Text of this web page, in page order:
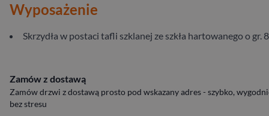
Wyposażenie
Skrzydła w postaci tafli szklanej ze szkła hartowanego o gr.
Zamów z dostawą
Zamów drzwi z dostawą prosto pod wskazany adres - szybko,
bez stresu